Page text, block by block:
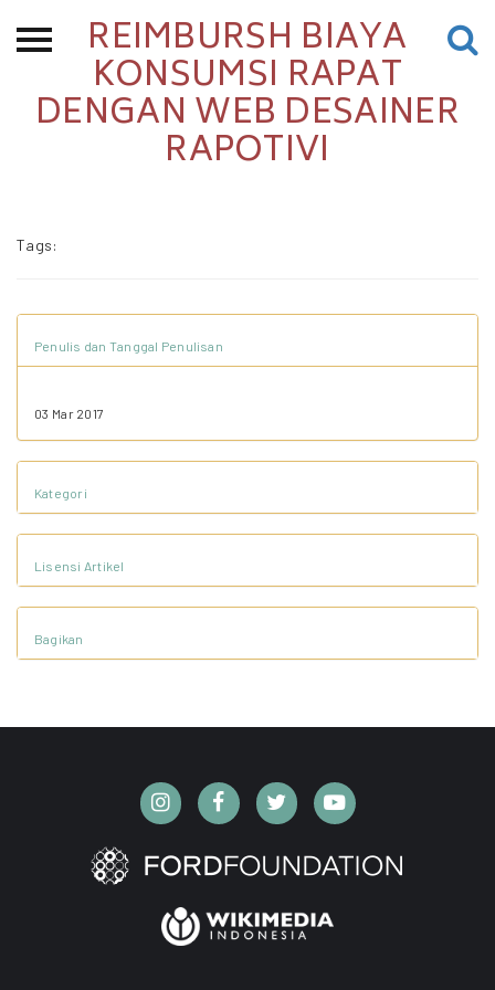
Beranda
Tentang
Permohonan Hibah
Etalase
Kredit Web-site
REIMBURSH BIAYA
KONSUMSI RAPAT
DENGAN WEB DESAINER
RAPOTIVI
Tags:
Penulis dan Tanggal Penulisan
03 Mar 2017
Kategori
Lisensi Artikel
Bagikan